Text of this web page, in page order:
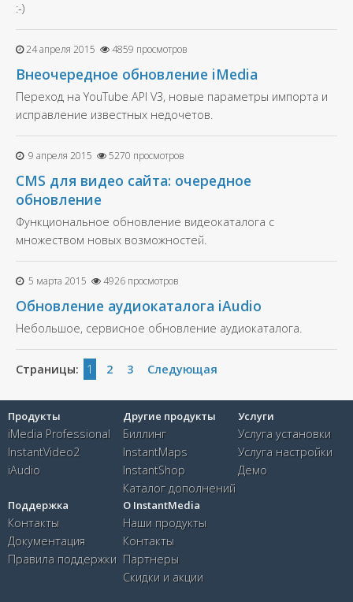
:-)
24 апреля 2015 4859 просмотров
Внеочередное обновление iMedia
Переход на YouTube API V3, новые параметры импорта и
исправление известных недочетов.
9 апреля 2015 5270 просмотров
CMS для видео сайта: очередное
обновление
Функциональное обновление видеокаталога с
множеством новых возможностей.
5 марта 2015 4926 просмотров
Обновление аудиокаталога iAudio
Небольшое, сервисное обновление аудиокаталога.
Страницы: 1 2 3 Следующая
Продукты
iMedia Professional
InstantVideo2
iAudio
Другие продукты
Биллинг
InstantMaps
InstantShop
Каталог дополнений
Услуги
Услуга установки
Услуга настройки
Демо
Поддержка
Контакты
Документация
Правила поддержки
О InstantMedia
Наши продукты
Контакты
Партнеры
Скидки и акции